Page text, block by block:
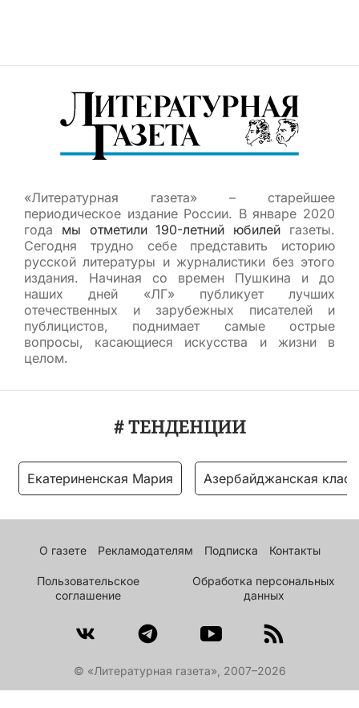
«Литературная газета» – старейшее
периодическое издание России. В январе 2020
года мы отметили 190-летний юбилей газеты.
Сегодня трудно себе представить историю
русской литературы и журналистики без этого
издания. Начиная со времен Пушкина и до
наших дней «ЛГ» публикует лучших
отечественных и зарубежных писателей и
публицистов, поднимает самые острые
вопросы, касающиеся искусства и жизни в
целом.
# ТЕНДЕНЦИИ
Екатериненская Мария Азербайджанская
О газете Рекламодателям Подписка Контакты
Пользовательское
соглашение
Обработка персональных
данных
© «Литературная газета», 2007–2026